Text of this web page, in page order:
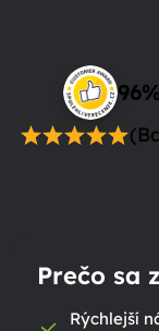
Prečo sa
Rýchlejší